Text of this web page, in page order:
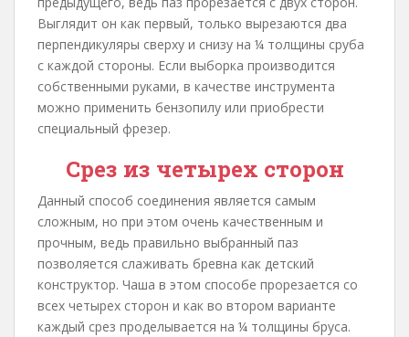
Выглядит он как первый, только вырезаются два
перпендикуляры сверху и снизу на ¼ толщины сруба
с каждой стороны. Если выборка производится
собственными руками, в качестве инструмента
можно применить бензопилу или приобрести
специальный фрезер.
Срез из четырех сторон
Данный способ соединения является самым
сложным, но при этом очень качественным и
прочным, ведь правильно выбранный паз
позволяется слаживать бревна как детский
конструктор. Чаша в этом способе прорезается со
всех четырех сторон и как во втором варианте
каждый срез проделывается на ¼ толщины бруса.